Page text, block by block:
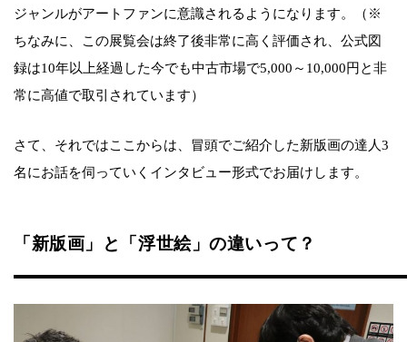
ジャンルがアートファンに意識されるようになります。（※
ちなみに、この展覧会は終了後非常に高く評価され、公式図
録は10年以上経過した今でも中古市場で5,000～10,000円と非
常に高値で取引されています）
さて、それではここからは、冒頭でご紹介した新版画の達人3
名にお話を伺っていくインタビュー形式でお届けします。
「新版画」と「浮世絵」の違いって？